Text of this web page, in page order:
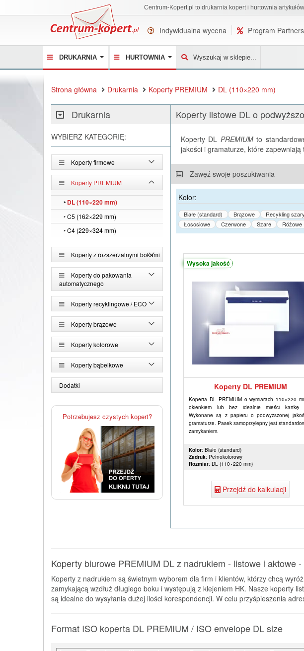
Centrum-Kopert.pl to drukarnia kopert i hurtownia
U nas zamówisz
Indywidualna wycena Program
DRUKARNIA HURTOWNIA Wyszukaj w sklepie...
Strona główna Drukarnia Koperty PREMIUM DL (110×220 mm)
Drukarnia
WYBIERZ KATEGORIĘ:
Koperty firmowe
Koperty PREMIUM
‣ DL (110×220 mm)
‣C5 (162×229 mm)
‣C4 (229×324 mm)
Koperty z rozszerzalnymi bokami
Koperty do pakowania
automatycznego
Koperty recyklingowe / ECO
Koperty brązowe
Koperty kolorowe
Koperty bąbelkowe
Dodatki
Potrzebujesz czystych kopert?
Koperty listowe DL o
Koperty DL PREMIUMto
jakości i gramaturze, które
Zawęź swoje poszukiwania
Kolor:
Białe (standard) Brązowe Recykling szary
Łososiowe
Czerwone Szare Różowe
Wysoka jakość
Koperty DL PREMIUM
Koperta DL PREMIUM o wymiarach 110×220
okienkiem lub bez idealnie mieści kartkę
Wykonane są z papieru o podwyższonej
gramaturze. Pasek samoprzylepny jest
zamykaniem.
Kolor: Białe (standard)
Zadruk: Pełnokolorowy
Rozmiar: DL (110×220 mm)
Przejdź do kalkulacji
Koperty biurowe PREMIUM DL z nadrukiem - listowe i aktowe -
Koperty z nadrukiem są świetnym wyborem dla firm i klientów, którzy chcą
zamykającą wzdłuż długiego boku i występują z klejeniem HK. Nasze koperty
są idealne do wysyłania dużej ilości korespondencji. W celu przyśpieszenia
Format ISO koperta DL PREMIUM / ISO envelope DL size